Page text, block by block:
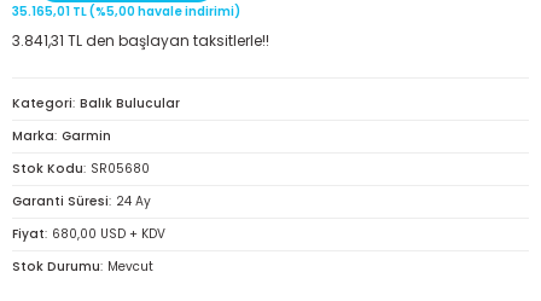
35.165,01 TL (%5,00 havale indirimi)
3.841,31 TL den başlayan taksitlerle!!
Kategori Balık Bulucular
Marka Garmin
Stok Kodu SR05680
Garanti Süresi 24 Ay
Fiyat 680,00 USD + KDV
Stok Durumu Mevcut